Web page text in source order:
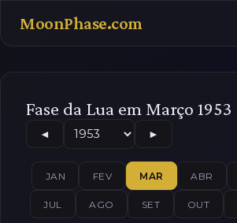
MoonPhase.com
Fase da Lua em Março 1953
◄ ►
JAN FEV MAR ABR
JUL AGO SET OUT